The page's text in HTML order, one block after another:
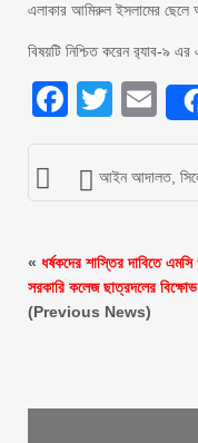
এলাকার আমিরুল ইসলামের
বিষয়টি নিশ্চিত করেন র‌্যাব-৯
আইন আদালত,
« ধর্ষকদের শাস্তির দাবিতে
সরকারি কলেজ ছাত্রদলের বিক্ষোভ
(Previous News)